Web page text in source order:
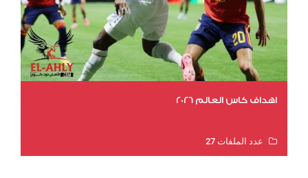
اهداف كاس العالم 2026
عدد الملفات 27